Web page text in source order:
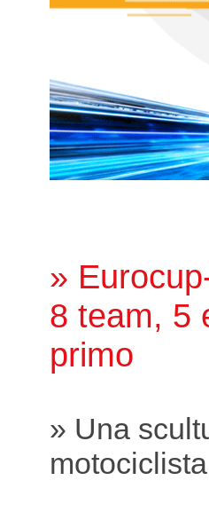
»
8 team, 5
primo
» Una